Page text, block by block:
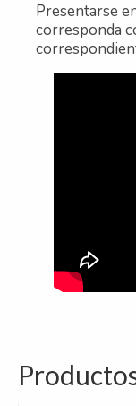
Presentarse
corresponda